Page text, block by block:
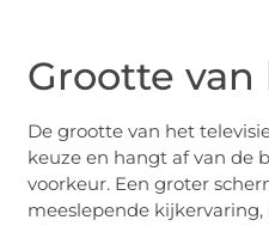
Grootte
De grootte van het
keuze en hangt af van de
voorkeur. Een groter
meeslepende